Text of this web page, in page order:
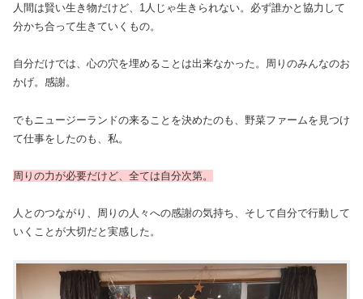
人間は賢い生き物だけど、1人じゃ生きられない。必ず誰かと協力して
分かち合って生きていくもの。
自分だけでは、心の穴を埋めることは出来なかった。周りのみんなのお
かげ。感謝。
でもニュージーランドの来ることを決めたのも、野菜ファームを見つけ
て仕事をしたのも、私。
周りの力が必要だけど、全ては自分次第。
人とのつながり、周りの人々への感謝の気持ち、そして自分で行動して
いくことが大切だと実感した。